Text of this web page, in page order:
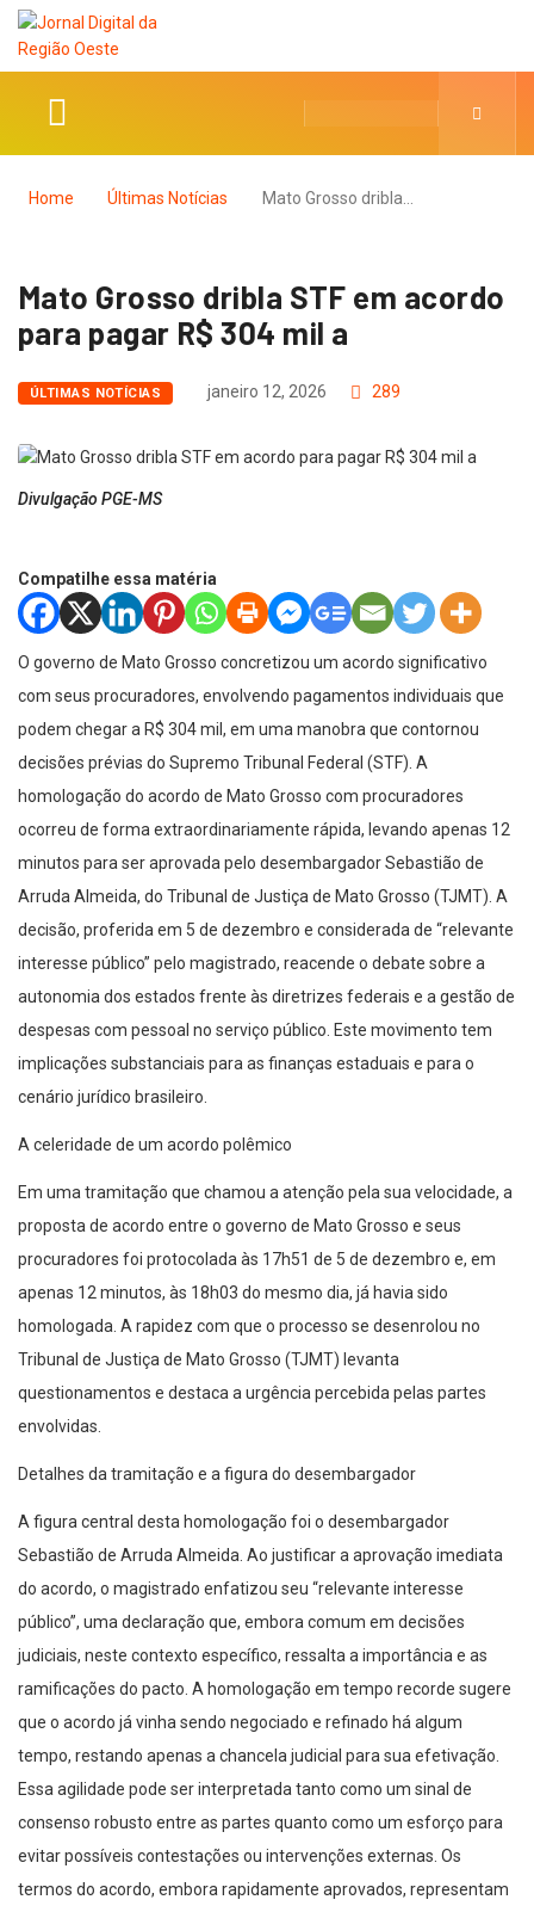
Home Últimas Notícias Mato Grosso dribla…
Mato Grosso dribla STF em acordo
para pagar R$ 304 mil a
ÚLTIMAS NOTÍCIAS janeiro 12, 2026 289
Divulgação PGE-MS
Compatilhe essa matéria
O governo de Mato Grosso concretizou um acordo significativo
com seus procuradores, envolvendo pagamentos individuais que
podem chegar a R$ 304 mil, em uma manobra que contornou
decisões prévias do Supremo Tribunal Federal (STF). A
homologação do acordo de Mato Grosso com procuradores
ocorreu de forma extraordinariamente rápida, levando apenas 12
minutos para ser aprovada pelo desembargador Sebastião de
Arruda Almeida, do Tribunal de Justiça de Mato Grosso (TJMT). A
decisão, proferida em 5 de dezembro e considerada de “relevante
interesse público” pelo magistrado, reacende o debate sobre a
autonomia dos estados frente às diretrizes federais e a gestão de
despesas com pessoal no serviço público. Este movimento tem
implicações substanciais para as finanças estaduais e para o
cenário jurídico brasileiro.
A celeridade de um acordo polêmico
Em uma tramitação que chamou a atenção pela sua velocidade, a
proposta de acordo entre o governo de Mato Grosso e seus
procuradores foi protocolada às 17h51 de 5 de dezembro e, em
apenas 12 minutos, às 18h03 do mesmo dia, já havia sido
homologada. A rapidez com que o processo se desenrolou no
Tribunal de Justiça de Mato Grosso (TJMT) levanta
questionamentos e destaca a urgência percebida pelas partes
envolvidas.
Detalhes da tramitação e a figura do desembargador
A figura central desta homologação foi o desembargador
Sebastião de Arruda Almeida. Ao justificar a aprovação imediata
do acordo, o magistrado enfatizou seu “relevante interesse
público”, uma declaração que, embora comum em decisões
judiciais, neste contexto específico, ressalta a importância e as
ramificações do pacto. A homologação em tempo recorde sugere
que o acordo já vinha sendo negociado e refinado há algum
tempo, restando apenas a chancela judicial para sua efetivação.
Essa agilidade pode ser interpretada tanto como um sinal de
consenso robusto entre as partes quanto como um esforço para
evitar possíveis contestações ou intervenções externas. Os
termos do acordo, embora rapidamente aprovados, representam